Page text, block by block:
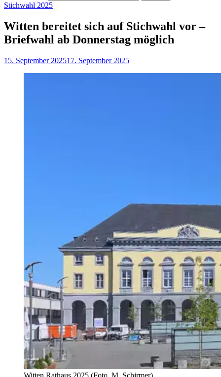
Stichwahl 2025
Witten bereitet sich auf Stichwahl vor –
Briefwahl ab Donnerstag möglich
15. September 202517. September 2025
Witten Rathaus 2025 (Foto. M. Schirmer)